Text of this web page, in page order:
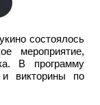
состоялось
мероприятие,
В программу
и викторины по